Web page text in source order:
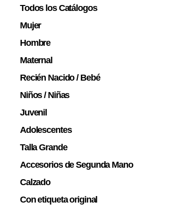
Todos los Catálogos
Mujer
Hombre
Maternal
Recién Nacido / Bebé
Niños / Niñas
Juvenil
Adolescentes
Talla Grande
Accesorios de Segunda Mano
Calzado
Con etiqueta original